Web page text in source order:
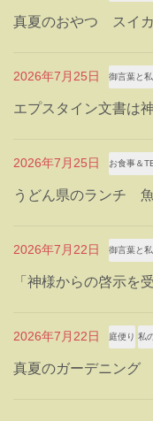
真夏のおやつ スイ
2026年7月25日 御言葉と
エプスタイン文書は
2026年7月25日 お食事＆
うどん県のランチ
2026年7月22日 御言葉と
「神様からの啓示を
2026年7月22日 庭便り 私
真夏のガーデニング